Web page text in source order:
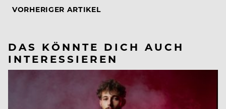
VORHERIGER ARTIKEL
DAS KÖNNTE DICH AUCH
INTERESSIEREN